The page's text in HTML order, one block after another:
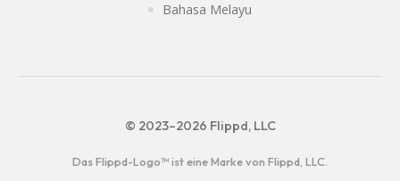
Bahasa Melayu
© 2023–2026 Flippd, LLC
Das Flippd-Logo™ ist eine Marke von Flippd, LLC.